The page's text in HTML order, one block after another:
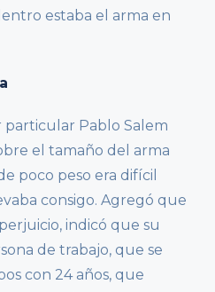
estaba el arma en
Pablo Salem
el tamaño del arma
poco peso era difícil
consigo. Agregó que
indicó que su
de trabajo, que se
con 24 años, que